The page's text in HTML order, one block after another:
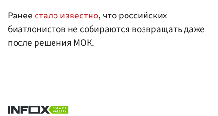
Ранеестало известно, что российских
биатлонистов не собираются возвращать даже
после решения МОК.